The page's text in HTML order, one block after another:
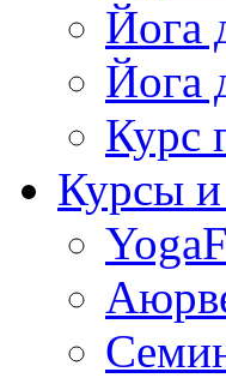
Йога
Йога
Курс
Курсы